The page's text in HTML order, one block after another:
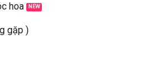
hoa
gặp )